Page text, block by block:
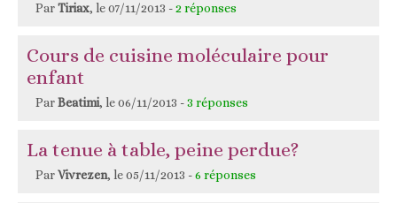
ParTiriax, le 07/11/2013 -2 réponses
Cours de cuisine moléculaire pour
enfant
ParBeatimi, le 06/11/2013 -3 réponses
La tenue à table, peine perdue?
ParVivrezen, le 05/11/2013 -6 réponses